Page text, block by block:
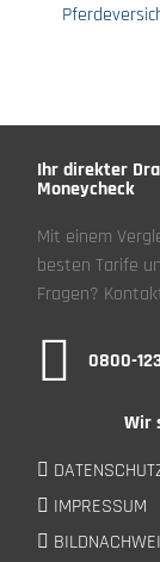
Ihr direkter
Moneycheck
Mit einem
besten Tarife
Fragen?
0800-
Wir
IMPRESSUM